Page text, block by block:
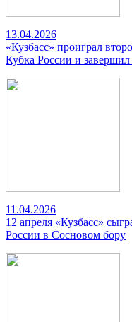
13.04.2026
«Кузбасс» проиграл
Кубка России и завершил
11.04.2026
12 апреля «Кузбасс»
России в Сосновом бору